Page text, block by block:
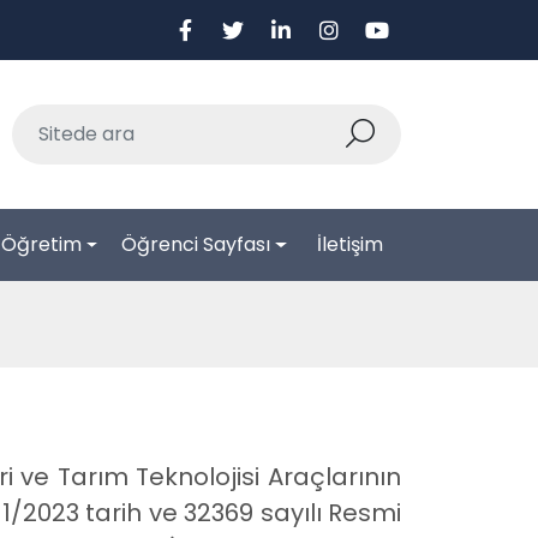
Öğrenci Sayfası İletişim
Tarım Teknolojisi Araçlarının
tarih ve 32369 sayılı Resmi